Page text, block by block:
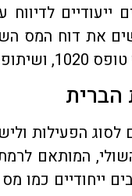
הברית
הפעילות
המותאם
גם מצבים